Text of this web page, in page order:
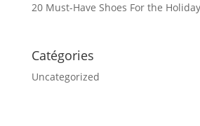
20 Must-Have Shoes For the
Catégories
Uncategorized